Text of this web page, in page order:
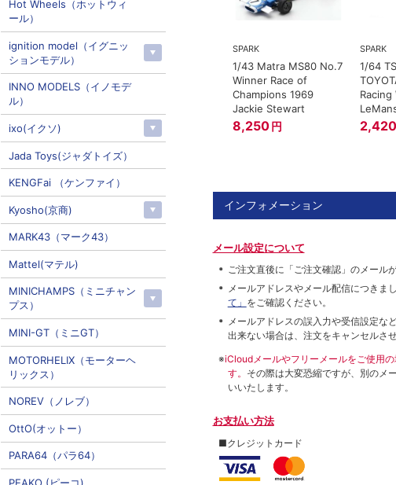
SPARK
1/43 Matra MS80 No.7
Winner Race of
Champions 1969
Jackie Stewart
8,250 円
SPARK
1/64
Racing
2,420
インフォメーション
メール設定について
ご注文直後に「ご注文確認」のメール
メールアドレスやメール配信につきま
て」 をご確認ください。
メールアドレスの誤入力や受信設定な
出来ない場合は、注文をキャンセルさ
※iCloudメールやフリーメールをご使用
す。 その際は大変恐縮ですが、別のメ
いいたします。
お支払い方法
■クレジットカード
Hot Wheels（ホットウィ
ール）
ignition model（イグニッ
ションモデル）
INNO MODELS（イノモデ
ル）
ixo(イクソ)
Jada Toys(ジャダトイズ）
KENGFai （ケンファイ）
Kyosho(京商)
MARK43（マーク43）
Mattel(マテル)
MINICHAMPS（ミニチャン
プス）
MINI-GT（ミニGT）
MOTORHELIX（モーターヘ
リックス）
NOREV（ノレブ）
OttO(オットー）
PARA64（パラ64）